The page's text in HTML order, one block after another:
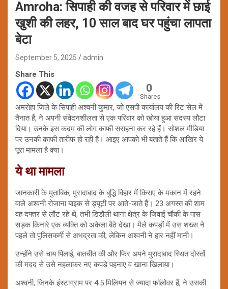
Amroha: सिपाही की वजह से परिवार में छाई
खुशी की लहर, 10 साल बाद घर पहुंचा लापता
बेटा
September 5, 2025 admin
Share This
0
Shares
अमरोहा जिले के सिपाही अश्वनी कुमार, जो एसपी कार्यालय की रिट सेल में
तैनात हैं, ने अपनी संवेदनशीलता से एक परिवार को खोया हुआ सदस्य लौटा
दिया। उनके इस कदम की लोग काफी सराहना कर रहे हैं। सोशल मीडिया
पर उनकी काफी तारीफ हो रही है। आइए आपको भी बताते हैं कि आखिर ये
पूरा मामला है क्या।
ये था मामला
जानकारी के मुताबिक, मुरादाबाद के बुद्धि विहार में किराए के मकान में रहने
वाले अश्वनी रोजाना बाइक से ड्यूटी पर आते-जाते हैं। 23 अगस्त की शाम
वह दफ्तर से लौट रहे थे, तभी डिडौली थाना क्षेत्र के जिवाई चौकी के पास
सड़क किनारे एक व्यक्ति को अकेला बैठे देखा। मैले कपड़ों में उस शख्स ने
पहले तो पुलिसकर्मी से अभद्रता की, लेकिन अश्वनी ने हार नहीं मानी।
उन्होंने उसे चाय पिलाई, बातचीत की और फिर अपने मुरादाबाद स्थित दोस्तों
की मदद से उसे नहलाकर नए कपड़े पहनाए व खाना खिलाया।
अश्वनी, जिनके इंस्टाग्राम पर 4.5 मिलियन से ज्यादा फॉलोवर हैं, ने उसकी